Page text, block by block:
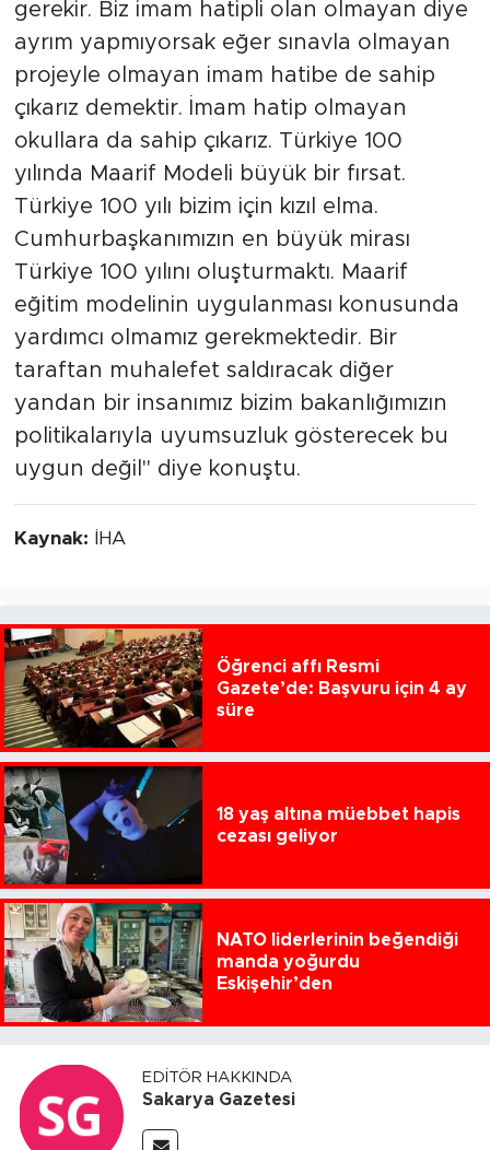
gerekir. Biz imam hatipli olan olmayan diye
ayrım yapmıyorsak eğer sınavla olmayan
projeyle olmayan imam hatibe de sahip
çıkarız demektir. İmam hatip olmayan
okullara da sahip çıkarız. Türkiye 100
yılında Maarif Modeli büyük bir fırsat.
Türkiye 100 yılı bizim için kızıl elma.
Cumhurbaşkanımızın en büyük mirası
Türkiye 100 yılını oluşturmaktı. Maarif
eğitim modelinin uygulanması konusunda
yardımcı olmamız gerekmektedir. Bir
taraftan muhalefet saldıracak diğer
yandan bir insanımız bizim bakanlığımızın
politikalarıyla uyumsuzluk gösterecek bu
uygun değil" diye konuştu.
Kaynak: İHA
Öğrenci affı Resmi
Gazete’de: Başvuru için 4 ay
süre
18 yaş altına müebbet hapis
cezası geliyor
NATO liderlerinin beğendiği
manda yoğurdu
Eskişehir’den
EDITÖR HAKKINDA
Sakarya Gazetesi